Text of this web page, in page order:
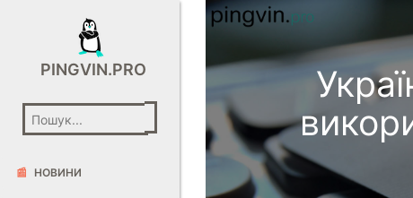
PINGVIN.PRO
📰 НОВИНИ